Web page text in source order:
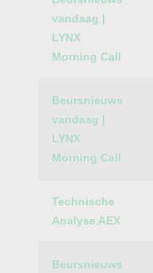
vandaag |
LYNX
Morning Call
Beursnieuws
vandaag |
LYNX
Morning Call
Technische
Analyse AEX
Beursnieuws